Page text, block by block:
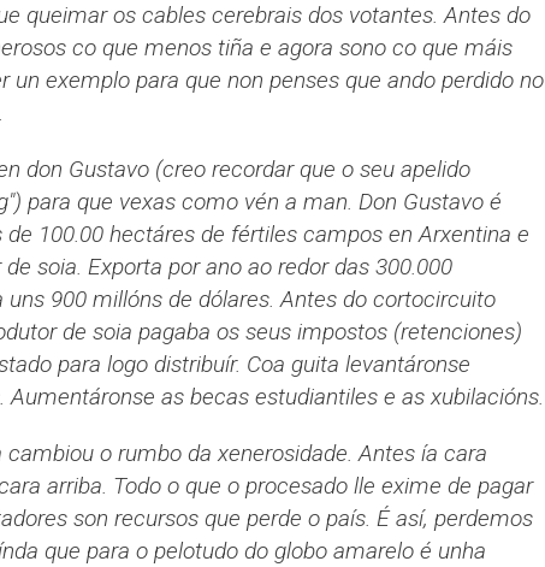
queimar os cables cerebrais dos votantes. Antes do
co que menos tiña e agora sono co que máis
un exemplo para que non penses que ando perdido no
don Gustavo (creo recordar que o seu apelido
para que vexas como vén a man. Don Gustavo é
100.00 hectáres de fértiles campos en Arxentina e
soia. Exporta por ano ao redor das 300.000
uns 900 millóns de dólares. Antes do cortocircuito
de soia pagaba os seus impostos (retenciones)
para logo distribuír. Coa guita levantáronse
Aumentáronse as becas estudiantiles e as xubilacións.
o rumbo da xenerosidade. Antes ía cara
arriba. Todo o que o procesado lle exime de pagar
son recursos que perde o país. É así, perdemos
que para o pelotudo do globo amarelo é unha